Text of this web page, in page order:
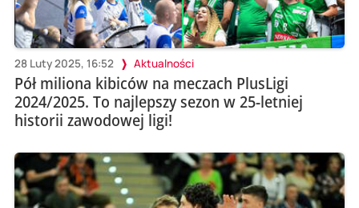
28 Luty 2025, 16:52 Aktualności
Pół miliona kibiców na meczach PlusLigi
2024/2025. To najlepszy sezon w 25-letniej
historii zawodowej ligi!